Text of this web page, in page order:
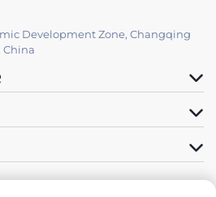
Development Zone, Changqing
China